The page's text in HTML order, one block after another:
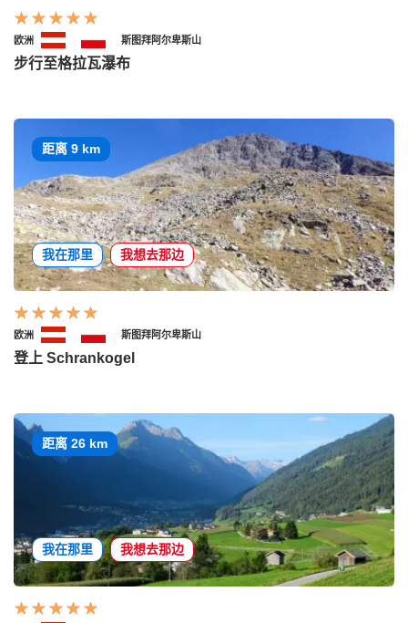
欧洲 斯图拜阿尔卑斯山
步行至格拉瓦瀑布
距离 9 km
我在那里 我想去那边
欧洲 斯图拜阿尔卑斯山
登上 Schrankogel
距离 26 km
我在那里 我想去那边